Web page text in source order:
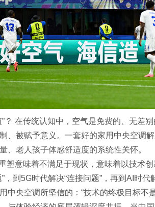
”？ 在传统认知中，空气是免费的、无差
、被赋予意义。一套好的家用中央空调
、老人孩子体感舒适度的系统性关怀。
塑意味着不满足于现状，意味着以技术
”，到5G时代解决“连接问题”，再到AI时
中央空调所坚信的：“技术的终极目标不